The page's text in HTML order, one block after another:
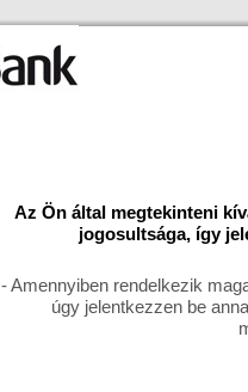
Az Ön által megtekinteni
jogosultsága, így
- Amennyiben rendelkezik
úgy jelentkezzen be